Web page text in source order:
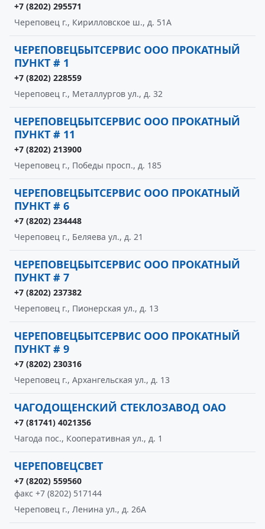
+7 (8202) 295571
Череповец г., Кирилловское ш., д. 51А
ЧЕРЕПОВЕЦБЫТСЕРВИС ООО ПРОКАТНЫЙ
ПУНКТ # 1
+7 (8202) 228559
Череповец г., Металлургов ул., д. 32
ЧЕРЕПОВЕЦБЫТСЕРВИС ООО ПРОКАТНЫЙ
ПУНКТ # 11
+7 (8202) 213900
Череповец г., Победы просп., д. 185
ЧЕРЕПОВЕЦБЫТСЕРВИС ООО ПРОКАТНЫЙ
ПУНКТ # 6
+7 (8202) 234448
Череповец г., Беляева ул., д. 21
ЧЕРЕПОВЕЦБЫТСЕРВИС ООО ПРОКАТНЫЙ
ПУНКТ # 7
+7 (8202) 237382
Череповец г., Пионерская ул., д. 13
ЧЕРЕПОВЕЦБЫТСЕРВИС ООО ПРОКАТНЫЙ
ПУНКТ # 9
+7 (8202) 230316
Череповец г., Архангельская ул., д. 13
ЧАГОДОЩЕНСКИЙ СТЕКЛОЗАВОД ОАО
+7 (81741) 4021356
Чагода пос., Кооперативная ул., д. 1
ЧЕРЕПОВЕЦСВЕТ
+7 (8202) 559560
факс +7 (8202) 517144
Череповец г., Ленина ул., д. 26А